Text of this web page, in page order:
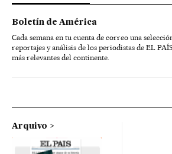
Boletín de América
Cada semana en tu cuenta de correo una
reportajes y análisis de los periodistas de EL
más relevantes del continente.
Arquivo